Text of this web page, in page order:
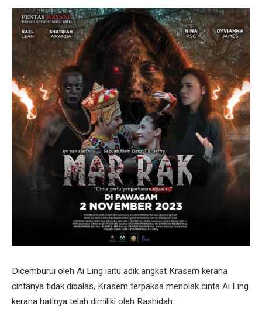
Dicemburui oleh Ai Ling iaitu adik angkat Krasem kerana
cintanya tidak dibalas, Krasem terpaksa menolak cinta Ai Ling
kerana hatinya telah dimiliki oleh Rashidah.